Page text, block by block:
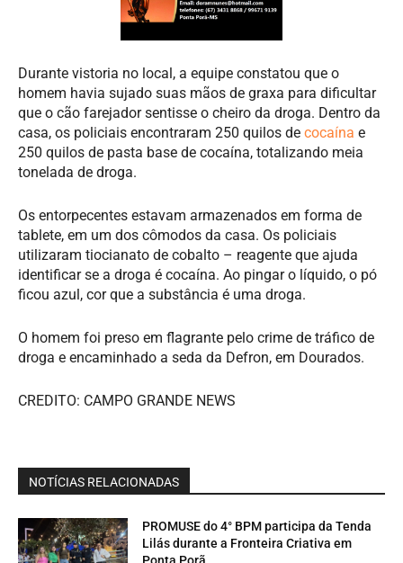
Durante vistoria no local, a equipe constatou que o
homem havia sujado suas mãos de graxa para dificultar
que o cão farejador sentisse o cheiro da droga. Dentro da
casa, os policiais encontraram 250 quilos de cocaína e
250 quilos de pasta base de cocaína, totalizando meia
tonelada de droga.
Os entorpecentes estavam armazenados em forma de
tablete, em um dos cômodos da casa. Os policiais
utilizaram tiocianato de cobalto – reagente que ajuda
identificar se a droga é cocaína. Ao pingar o líquido, o pó
ficou azul, cor que a substância é uma droga.
O homem foi preso em flagrante pelo crime de tráfico de
droga e encaminhado a seda da Defron, em Dourados.
CREDITO: CAMPO GRANDE NEWS
NOTÍCIAS RELACIONADAS
PROMUSE do 4° BPM participa da Tenda
Lilás durante a Fronteira Criativa em